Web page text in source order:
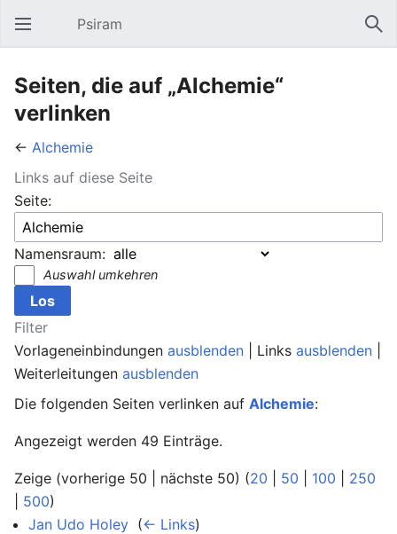
Hauptmenü öffnen Psiram
Seiten, die auf „Alchemie“
verlinken
← Alchemie
Links auf diese Seite
Seite:
Namensraum:
Auswahl umkehren
Filter
Vorlageneinbindungen ausblenden | Links ausblenden
Weiterleitungen ausblenden
Die folgenden Seiten verlinken auf Alchemie:
Angezeigt werden 49 Einträge.
Zeige (vorherige 50 | nächste 50) (20 50 100
250
500)
Jan Udo Holey (← Links)